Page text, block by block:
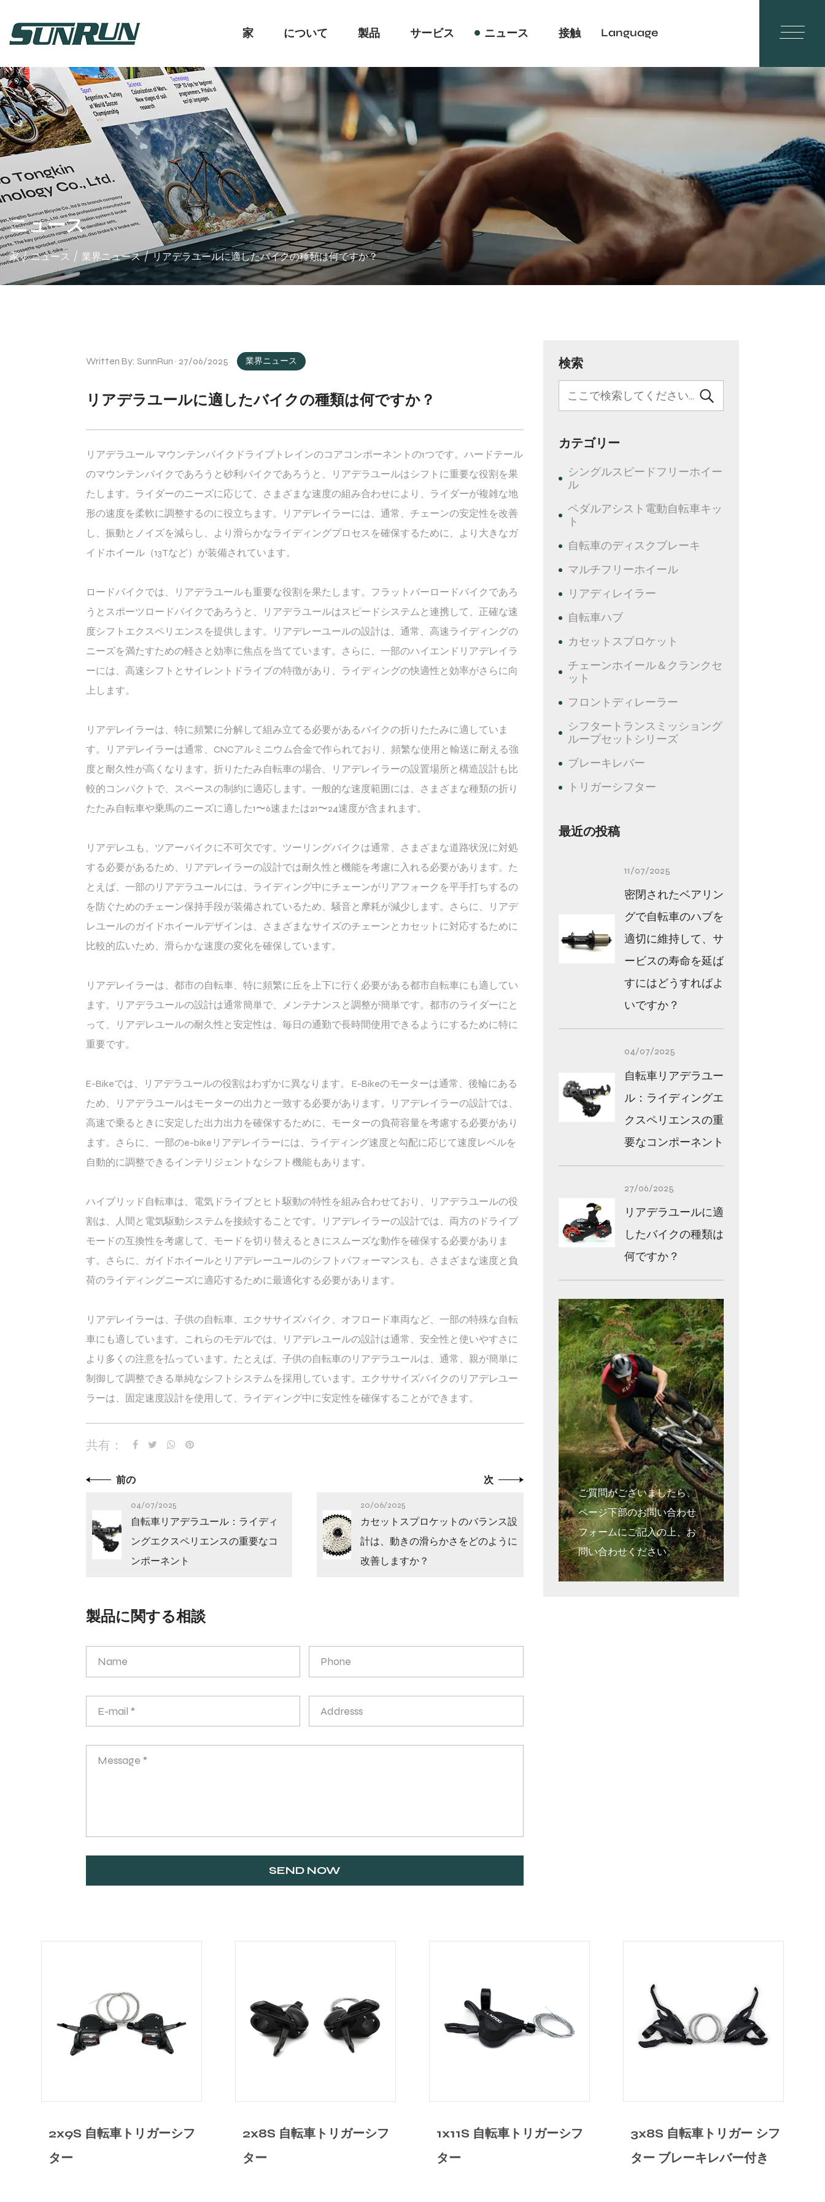
家 について 製品 サービス ニュース 接触 Language
ニュース
家/ニュース / 業界ニュース/リアデラユールに適したバイクの種類は何ですか？
Written By: SunnRun · 27/06/2025 業界ニュース
リアデラユールに適したバイクの種類は何ですか？
リアデラユール マウンテンバイクドライブトレインのコアコンポーネントの1つです。ハードテール
のマウンテンバイクであろうと砂利バイクであろうと、リアデラユールはシフトに重要な役割を果
たします。ライダーのニーズに応じて、さまざまな速度の組み合わせにより、ライダーが複雑な地
形の速度を柔軟に調整するのに役立ちます。リアデレイラーには、通常、チェーンの安定性を改善
し、振動とノイズを減らし、より滑らかなライディングプロセスを確保するために、より大きなガ
イドホイール（13Tなど）が装備されています。
ロードバイクでは、リアデラユールも重要な役割を果たします。フラットバーロードバイクであろ
うとスポーツロードバイクであろうと、リアデラユールはスピードシステムと連携して、正確な速
度シフトエクスペリエンスを提供します。リアデレーユールの設計は、通常、高速ライディングの
ニーズを満たすための軽さと効率に焦点を当てています。さらに、一部のハイエンドリアデレイラ
ーには、高速シフトとサイレントドライブの特徴があり、ライディングの快適性と効率がさらに向
上します。
リアデレイラーは、特に頻繁に分解して組み立てる必要があるバイクの折りたたみに適していま
す。リアデレイラーは通常、CNCアルミニウム合金で作られており、頻繁な使用と輸送に耐える強
度と耐久性が高くなります。折りたたみ自転車の場合、リアデレイラーの設置場所と構造設計も比
較的コンパクトで、スペースの制約に適応します。一般的な速度範囲には、さまざまな種類の折り
たたみ自転車や乗馬のニーズに適した1〜6速または21〜24速度が含まれます。
リアデレユも、ツアーバイクに不可欠です。ツーリングバイクは通常、さまざまな道路状況に対処
する必要があるため、リアデレイラーの設計では耐久性と機能を考慮に入れる必要があります。た
とえば、一部のリアデラユールには、ライディング中にチェーンがリアフォークを平手打ちするの
を防ぐためのチェーン保持手段が装備されているため、騒音と摩耗が減少します。さらに、リアデ
レユールのガイドホイールデザインは、さまざまなサイズのチェーンとカセットに対応するために
比較的広いため、滑らかな速度の変化を確保しています。
リアデレイラーは、都市の自転車、特に頻繁に丘を上下に行く必要がある都市自転車にも適してい
ます。リアデラユールの設計は通常簡単で、メンテナンスと調整が簡単です。都市のライダーにと
って、リアデレユールの耐久性と安定性は、毎日の通勤で長時間使用できるようにするために特に
重要です。
E-Bikeでは、リアデラユールの役割はわずかに異なります。 E-Bikeのモーターは通常、後輪にある
ため、リアデラユールはモーターの出力と一致する必要があります。リアデレイラーの設計では、
高速で乗るときに安定した出力出力を確保するために、モーターの負荷容量を考慮する必要があり
ます。さらに、一部のe-bikeリアデレイラーには、ライディング速度と勾配に応じて速度レベルを
自動的に調整できるインテリジェントなシフト機能もあります。
ハイブリッド自転車は、電気ドライブとヒト駆動の特性を組み合わせており、リアデラユールの役
割は、人間と電気駆動システムを接続することです。リアデレイラーの設計では、両方のドライブ
モードの互換性を考慮して、モードを切り替えるときにスムーズな動作を確保する必要がありま
す。さらに、ガイドホイールとリアデレーユールのシフトパフォーマンスも、さまざまな速度と負
荷のライディングニーズに適応するために最適化する必要があります。
リアデレイラーは、子供の自転車、エクササイズバイク、オフロード車両など、一部の特殊な自転
車にも適しています。これらのモデルでは、リアデレユールの設計は通常、安全性と使いやすさに
より多くの注意を払っています。たとえば、子供の自転車のリアデラユールは、通常、親が簡単に
制御して調整できる単純なシフトシステムを採用しています。エクササイズバイクのリアデレユー
ラーは、固定速度設計を使用して、ライディング中に安定性を確保することができます。
共有：
前の
04/07/2025
自転車リアデラユール：ライディ
ングエクスペリエンスの重要なコ
ンポーネント
次
20/06/2025
カセットスプロケットのバランス設
計は、動きの滑らかさをどのように
改善しますか？
製品に関する相談
検索
カテゴリー
シングルスピードフリーホイー
ル
ペダルアシスト電動自転車キッ
ト
自転車のディスクブレーキ
マルチフリーホイール
リアディレイラー
自転車ハブ
カセットスプロケット
チェーンホイール＆クランクセ
ット
フロントディレーラー
シフタートランスミッショング
ループセットシリーズ
ブレーキレバー
トリガーシフター
最近の投稿
11/07/2025
密閉されたベアリン
グで自転車のハブを
適切に維持して、サ
ービスの寿命を延ば
すにはどうすればよ
いですか？
04/07/2025
自転車リアデラユー
ル：ライディングエ
クスペリエンスの重
要なコンポーネント
27/06/2025
リアデラユールに適
したバイクの種類は
何ですか？
ご質問がございましたら、
ページ下部のお問い合わせ
フォームにご記入の上、お
問い合わせください。
2x8S 自転車トリガーシフ
ター
1x11S 自転車トリガーシフ
ター
3x8S 自転車トリガー シフ
ター ブレーキレバー付き
3x7S 自転車トリガー シフ
ター